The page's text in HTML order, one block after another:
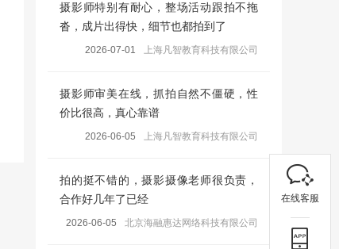
摄影师特别有耐心，整场活动跟拍不拖
沓，成片出得快，细节也都拍到了
2026-07-01 上海凡智教育科技有限公司
摄影师审美在线，抓拍自然不僵硬，性
价比很高，真心靠谱
2026-06-05 上海凡智教育科技有限公司
拍的挺不错的，摄影摄像老师很负责，
合作好几年了已经
2026-06-05 北京海融惠达网络科技有限公司
在线客服